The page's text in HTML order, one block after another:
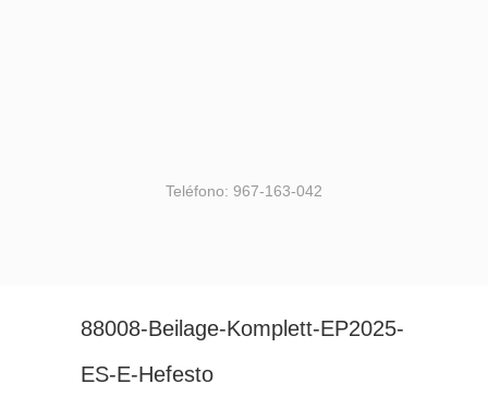
Teléfono: 967-163-042
88008-Beilage-Komplett-EP2025-
ES-E-Hefesto